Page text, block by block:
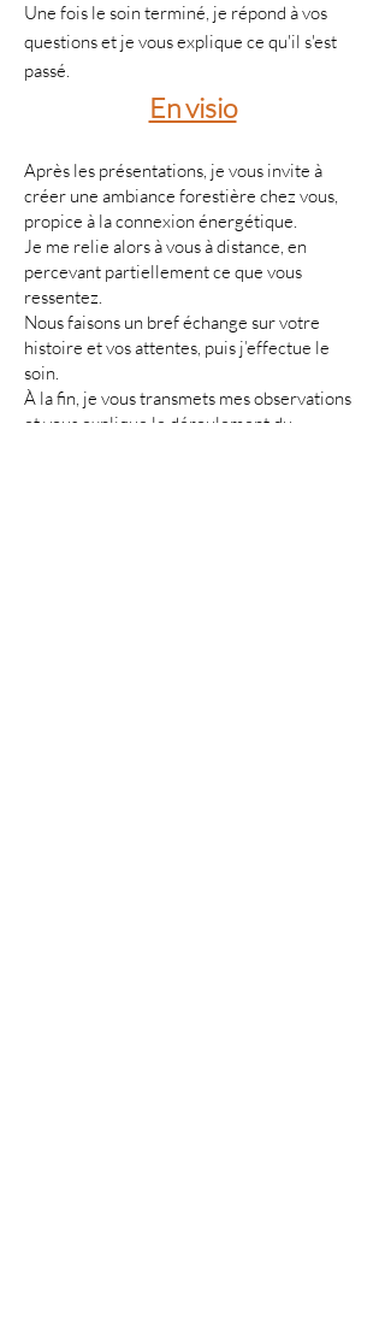
Une fois le soin terminé, je répond à vos
questions et je vous explique ce qu'il s'est
passé.
En visio
Après les présentations, je vous invite à
créer une ambiance forestière chez vous,
propice à la connexion énergétique.
Je me relie alors à vous à distance, en
percevant partiellement ce que vous
ressentez.
Nous faisons un bref échange sur votre
histoire et vos attentes, puis j’effectue le
soin.
À la fin, je vous transmets mes observations
et vous explique le déroulement du